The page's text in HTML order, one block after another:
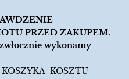
PRZED ZAKUPEM.
wykonamy
KOSZTU